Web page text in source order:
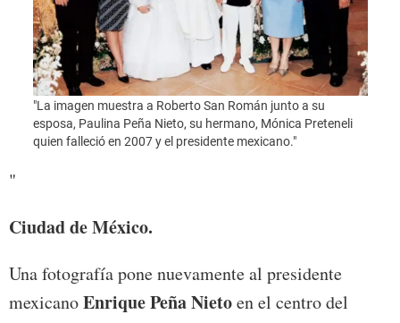
"La imagen muestra a Roberto San Román junto a su
esposa, Paulina Peña Nieto, su hermano, Mónica Preteneli
quien falleció en 2007 y el presidente mexicano."
"Un
"
Ciudad de México.
Una fotografía pone nuevamente al presidente
mexicanoEnrique Peña Nietoen el centro del